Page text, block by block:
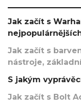
Jak začít s
Jak začít s
nástroje,
S jakým
Jak začít s Bolt